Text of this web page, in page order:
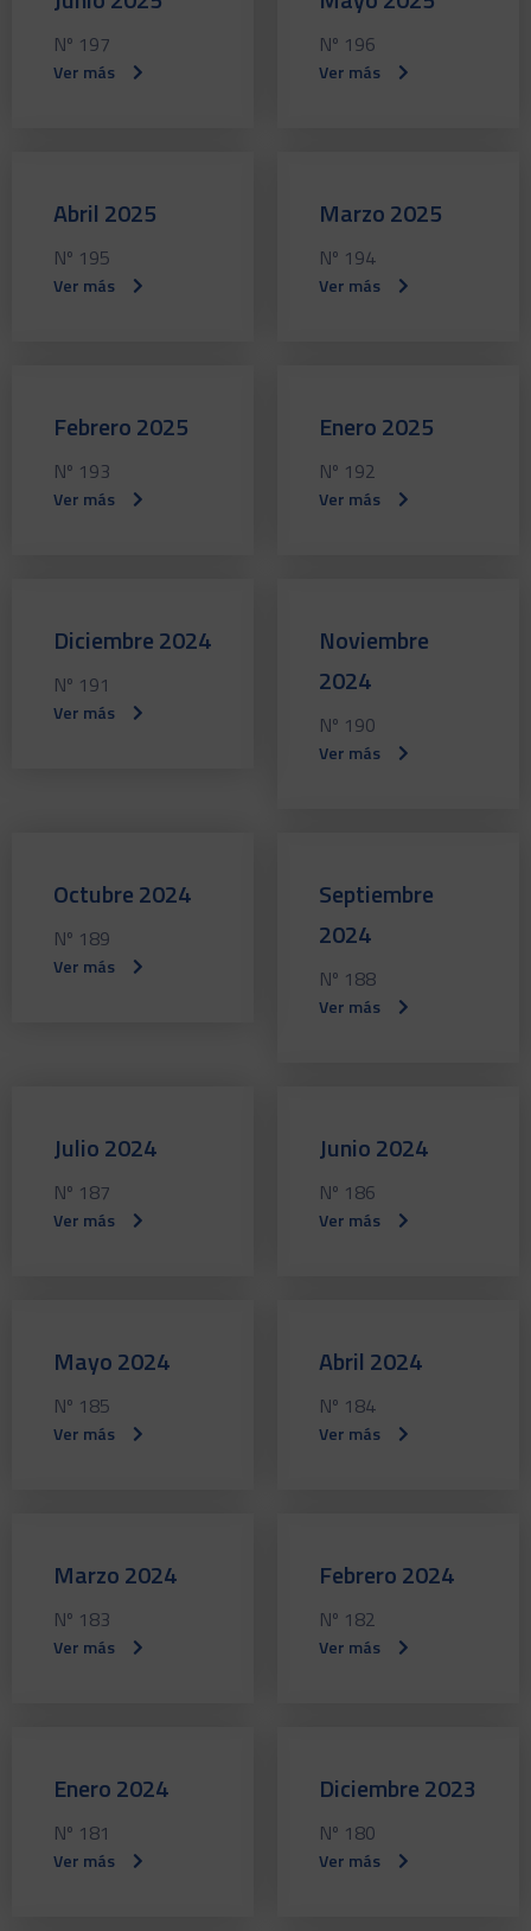
Nº 197
Ver más
Nº 196
Ver más
Abril 2025
Nº 195
Ver más
Marzo 2025
Nº 194
Ver más
Febrero 2025
Nº 193
Ver más
Enero 2025
Nº 192
Ver más
Diciembre 2024
Nº 191
Ver más
Noviembre
2024
Nº 190
Ver más
Octubre 2024
Nº 189
Ver más
Septiembre
2024
Nº 188
Ver más
Julio 2024
Nº 187
Ver más
Junio 2024
Nº 186
Ver más
Mayo 2024
Nº 185
Ver más
Abril 2024
Nº 184
Ver más
Marzo 2024
Nº 183
Ver más
Febrero 2024
Nº 182
Ver más
Enero 2024
Nº 181
Ver más
Diciembre 2023
Nº 180
Ver más